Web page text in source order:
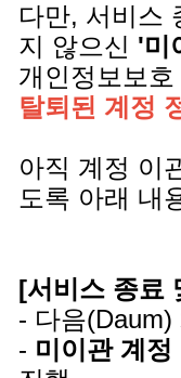
다만, 서비스
지 않으신 '미
개인정보보
탈퇴된 계정
아직 계정 이
도록 아래 내
[서비스 종료
- 다음
- 미이관 계